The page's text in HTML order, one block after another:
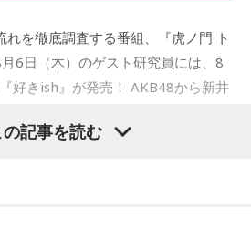
ワールドワイドの人気を裏付ける
/ まおた / maya twiggy / めっちゃ
ヒナタ / 山合圭吾 / 山本大斗 / 吉凶
PIANO / ラナメリサ /
/ 浪漫派マシュマロ / WORSTRASH
/ 『ユイカ』 / 夕方と猫 / YU’S
/ 揺らいで凪 / 「夜と同時に、動
/ RIP DISHONOR / リュベンス /
を徹底調査する番組、『虎ノ門 ト
6日（木）のゲスト研究員には、8
好きish』が発売！ AKB48から新井
、およそ3年ぶりの出演。行天優莉奈
の記事を読む